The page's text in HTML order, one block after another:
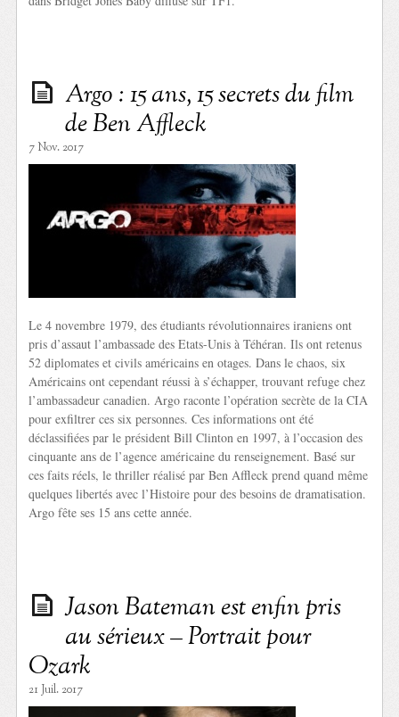
Argo : 15 ans, 15 secrets du film
de Ben Affleck
7 Nov. 2017
Le 4 novembre 1979, des étudiants révolutionnaires iraniens ont
pris d’assaut l’ambassade des Etats-Unis à Téhéran. Ils ont retenus
52 diplomates et civils américains en otages. Dans le chaos, six
Américains ont cependant réussi à s’échapper, trouvant refuge chez
l’ambassadeur canadien. Argo raconte l’opération secrète de la CIA
pour exfiltrer ces six personnes. Ces informations ont été
déclassifiées par le président Bill Clinton en 1997, à l’occasion des
cinquante ans de l’agence américaine du renseignement. Basé sur
ces faits réels, le thriller réalisé par Ben Affleck prend quand même
quelques libertés avec l’Histoire pour des besoins de dramatisation.
Argo fête ses 15 ans cette année.
Jason Bateman est enfin pris
au sérieux – Portrait pour
Ozark
21 Juil. 2017